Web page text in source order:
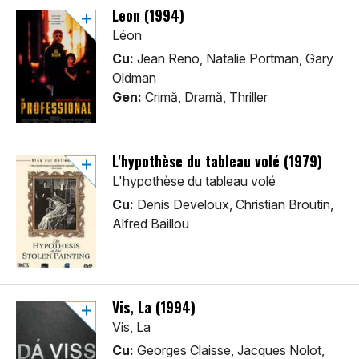
Leon (1994)
Léon
Cu: Jean Reno, Natalie Portman, Gary
Oldman
Gen: Crimă, Dramă, Thriller
L'hypothèse du tableau volé (1979)
L'hypothèse du tableau volé
Cu: Denis Develoux, Christian Broutin,
Alfred Baillou
Vis, La (1994)
Vis, La
Cu: Georges Claisse, Jacques Nolot,